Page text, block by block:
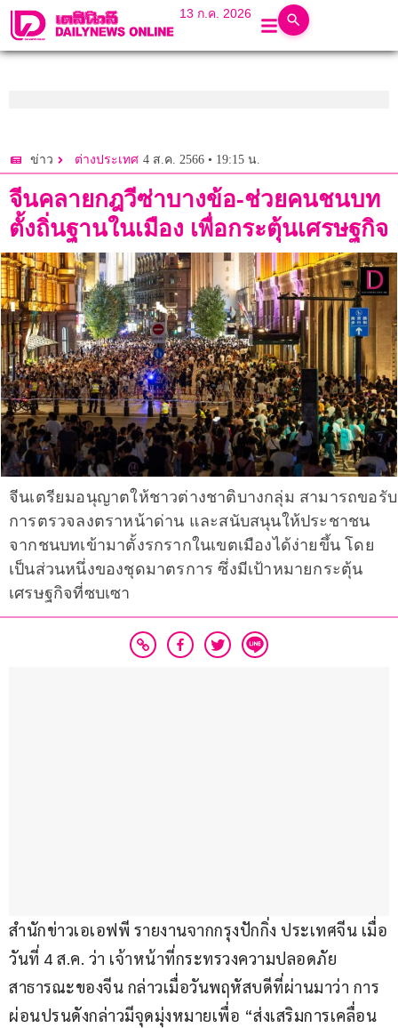
13 ก.ค. 2026
ข่าว ต่างประเทศ 4 ส.ค. 2566 • 19:15 น.
จีนคลายกฎวีซ่าบางข้อ-ช่วยคนชนบท
ตั้งถิ่นฐานในเมือง เพื่อกระตุ้นเศรษฐกิจ
จีนเตรียมอนุญาตให้ชาวต่างชาติบางกลุ่ม สามารถขอรับ
การตรวจลงตราหน้าด่าน และสนับสนุนให้ประชาชน
จากชนบทเข้ามาตั้งรกรากในเขตเมืองได้ง่ายขึ้น โดย
เป็นส่วนหนึ่งของชุดมาตรการ ซึ่งมีเป้าหมายกระตุ้น
เศรษฐกิจที่ซบเซา
สำนักข่าวเอเอฟพี รายงานจากกรุงปักกิ่ง ประเทศจีน เมื่อ
วันที่ 4 ส.ค. ว่า เจ้าหน้าที่กระทรวงความปลอดภัย
สาธารณะของจีน กล่าวเมื่อวันพฤหัสบดีที่ผ่านมาว่า การ
ผ่อนปรนดังกล่าวมีจุดมุ่งหมายเพื่อ “ส่งเสริมการเคลื่อน